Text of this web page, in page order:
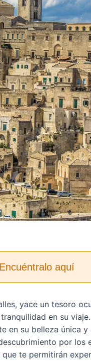
Encuéntralo aquí
yace un tesoro
en su
en su belleza única
por los
te permitirán